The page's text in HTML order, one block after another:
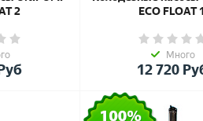
2
ECO FLOAT 1
Много
12 720